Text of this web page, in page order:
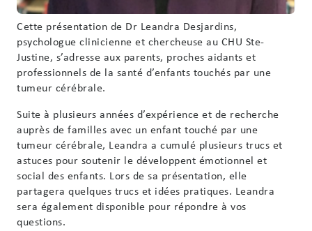
Cette présentation de Dr Leandra Desjardins,
psychologue clinicienne et chercheuse au CHU Ste-
Justine, s’adresse aux parents, proches aidants et
professionnels de la santé d’enfants touchés par une
tumeur cérébrale.
Suite à plusieurs années d’expérience et de recherche
auprès de familles avec un enfant touché par une
tumeur cérébrale, Leandra a cumulé plusieurs trucs et
astuces pour soutenir le développent émotionnel et
social des enfants. Lors de sa présentation, elle
partagera quelques trucs et idées pratiques. Leandra
sera également disponible pour répondre à vos
questions.